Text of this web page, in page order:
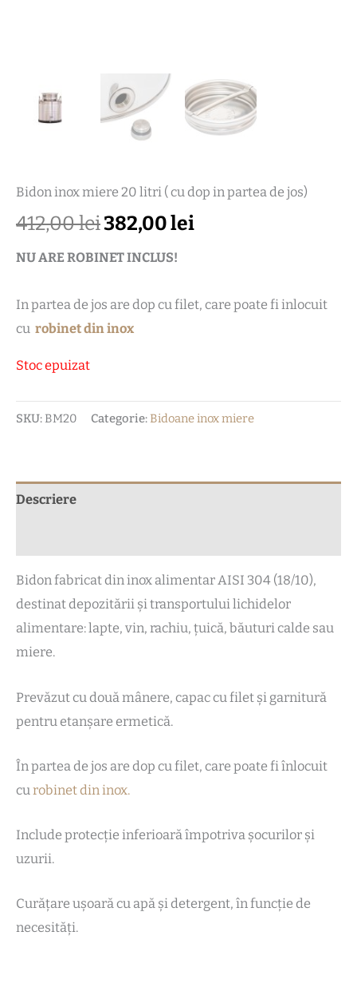
Bidon inox miere 20 litri ( cu dop in partea de jos)
412,00lei382,00lei
NU ARE ROBINET INCLUS!
In partea de jos are dop cu filet, care poate fi inlocuit
cu robinet din inox
Stoc epuizat
SKU: BM20 Categorie: Bidoane inox miere
Descriere
Bidon fabricat din inox alimentar AISI 304 (18/10),
destinat depozitării și transportului lichidelor
alimentare: lapte, vin, rachiu, țuică, băuturi calde sau
miere.
Prevăzut cu două mânere, capac cu filet și garnitură
pentru etanșare ermetică.
În partea de jos are dop cu filet, care poate fi înlocuit
curobinet din inox.
Include protecție inferioară împotriva șocurilor și
uzurii.
Curățare ușoară cu apă și detergent, în funcție de
necesități.